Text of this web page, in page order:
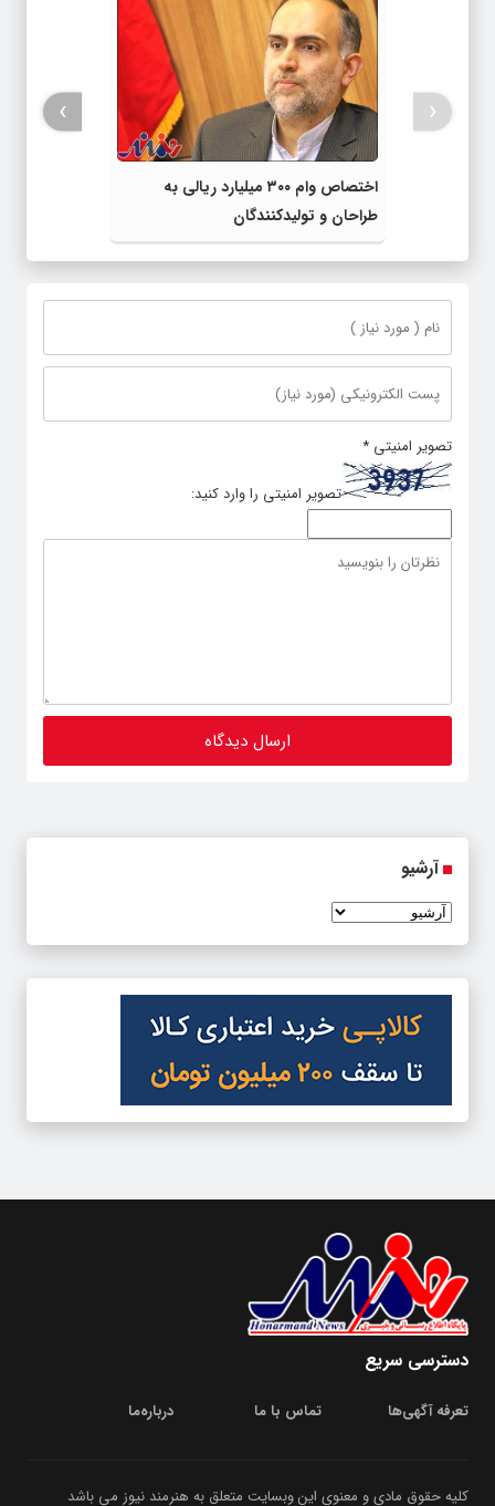
اختصاص وام ۳۰۰ میلیارد ریالی به
طراحان و تولیدکنندگان
‹
›
تصویر امنیتی *
تصویر امنیتی را وارد کنید:
آرشیو
دسترسی سریع
تعرفه آگهی‌ها تماس با ما درباره‌‌ما
کلیه حقوق مادی و معنوی این وبسایت متعلق به هنرمند نیوز می باشد